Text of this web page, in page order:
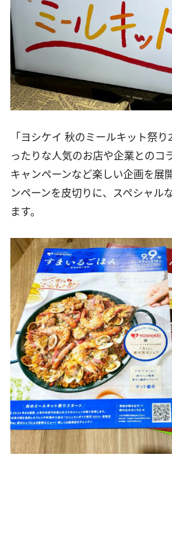
「ヨシケイ 秋のミールキット祭
ったりな人気のお店や企業とのコ
キャンペーンなど楽しい企画を展
ンペーンを皮切りに、スペシャル
ます。